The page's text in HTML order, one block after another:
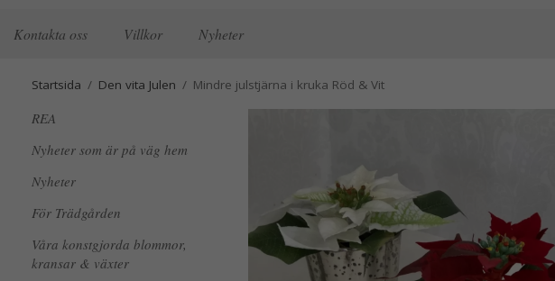
Kontakta oss Villkor Nyheter
Startsida / Den vita Julen / Mindre julstjärna i kruka Röd & Vit
REA
Nyheter som är på väg hem
Nyheter
För Trädgården
Våra konstgjorda blommor,
kransar & växter